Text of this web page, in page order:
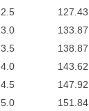
2.5
127.43
3.0
133.87
3.5
138.87
4.0
143.62
4.5
147.92
5.0
151.84